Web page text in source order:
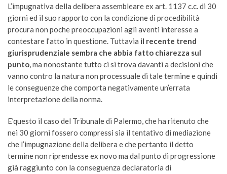
L’impugnativa della delibera assembleare ex art. 1137 c.c. di 30
giorni ed il suo rapporto con la condizione di procedibilità
procura non poche preoccupazioni agli aventi interesse a
contestare l’atto in questione. Tuttavia il recente trend
giurisprudenziale sembra che abbia fatto chiarezza sul
punto, ma nonostante tutto ci si trova davanti a decisioni che
vanno contro la natura non processuale di tale termine e quindi
le conseguenze che comporta negativamente un’errata
interpretazione della norma.
E’questo il caso del Tribunale di Palermo, che ha ritenuto che
nei 30 giorni fossero compressi sia il tentativo di mediazione
che l’impugnazione della delibera e che pertanto il detto
termine non riprendesse ex novo ma dal punto di progressione
già raggiunto con la conseguenza declaratoria di